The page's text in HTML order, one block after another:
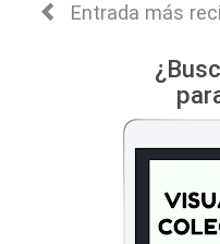
Entrada más